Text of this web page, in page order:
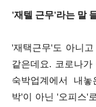
'재텔 근무'라는 말
'재택근무'도 아니
같은데요. 코로나
숙박업계에서 내
박'이 아닌 '오피스'